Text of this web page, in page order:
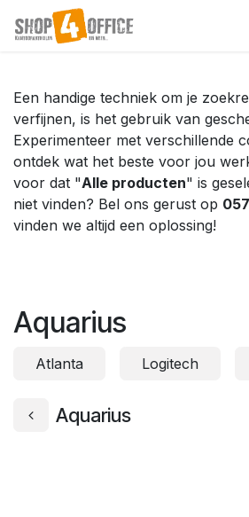
Overslaan naar inhoud
Een handige techniek om je
verfijnen, is het gebruik van
Experimenteer met verschillende
ontdek wat het beste voor jou
voor dat "Alle producten" is
niet vinden? Bel ons gerust op
vinden we altijd een oplossing!
Aquarius
Atlanta Logitech
Aquarius